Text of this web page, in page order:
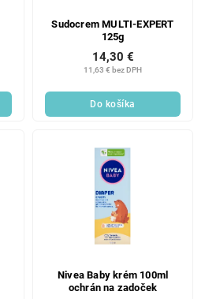
Sudocrem MULTI-EXPERT
125g
11,63 € bez DPH
14,30 €
Do košíka
Nivea Baby krém 100ml
ochrán na zadoček